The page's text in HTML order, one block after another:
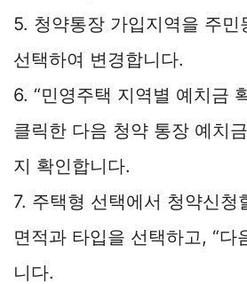
5. 청약통장 가입지역을 주민
선택하여 변경합니다.
6. “민영주택 지역별 예치금
클릭한 다음 청약 통장 예치
지 확인합니다.
7. 주택형 선택에서 청약신청
면적과 타입을 선택하고, “다
니다.